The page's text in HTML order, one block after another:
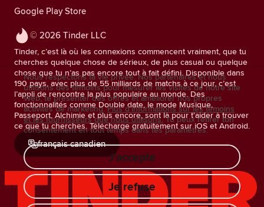
© 2026 Tinder LLC
Tinder, c’est là où les connexions commencent vraiment, que tu
cherches quelque chose de sérieux, de plus casual ou quelque
chose que tu n’as pas encore tout à fait défini. Disponible dans
190 pays, avec plus de 55 milliards de matchs à ce jour, c’est
l’appli de rencontre la plus populaire au monde. Des
fonctionnalités comme Double date, le mode Musique,
Passeport, Alchimie et plus encore, sont là pour t'aider à trouver
ce que tu cherches. Télécharge gratuitement sur iOS et Android.
français canadien
Google Play Store
Nous respectons ta vie privée. Nos partenaires et nous
utilisons des témoins pour mesurer les visites de notre site
Web, te présenter des offres et améliorer nos propres
activités de marketing. Plus d'informations sur les témoins
et les fournisseurs que nous utilisons. Tu peux retirer ton
consentement en tout temps dans tes paramètres.
J'accepte
Je refuse